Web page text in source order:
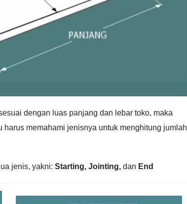
dengan luas panjang dan lebar toko, maka
memahami jenisnya untuk menghitung jumlah
jenis, yakni: Starting, Jointing, dan End